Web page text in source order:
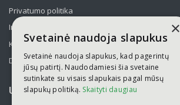
Privatumo politika
Informavimas apie asmens duomenų tvarkymą
Kelionės kolektyvams po Lietuvą
Draudimas
UAB „Kelionių laikas“
×
Svetainė naudoja slapukus
Svetainė naudoja slapukus, kad pagerintų
jūsų patirtį. Naudodamiesi šia svetaine
sutinkate su visais slapukais pagal mūsų
slapukų politiką. Skaityti daugiau